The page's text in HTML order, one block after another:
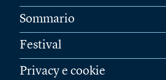
Sommario
Festival
Privacy e cookie